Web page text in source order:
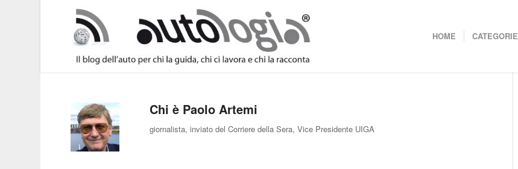
HOME CATEGORIE
Chi è Paolo Artemi
giornalista, inviato del Corriere della Sera, Vice Presidente UIGA